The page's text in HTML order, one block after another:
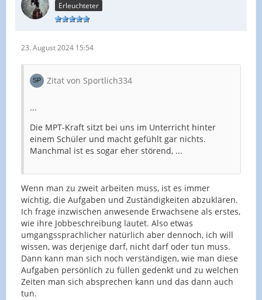
Erleuchteter
23. August 2024 15:54
Zitat von Sportlich334
...
Die MPT-Kraft sitzt bei uns im Unterricht hinter
einem Schüler und macht gefühlt gar nichts.
Manchmal ist es sogar eher störend, ...
Wenn man zu zweit arbeiten muss, ist es immer
wichtig, die Aufgaben und Zuständigkeiten abzuklären.
Ich frage inzwischen anwesende Erwachsene als erstes,
wie ihre Jobbeschreibung lautet. Also etwas
umgangssprachlicher natürlich aber dennoch, ich will
wissen, was derjenige darf, nicht darf oder tun muss.
Dann kann man sich noch verständigen, wie man diese
Aufgaben persönlich zu füllen gedenkt und zu welchen
Zeiten man sich absprechen kann und das dann auch
tun.